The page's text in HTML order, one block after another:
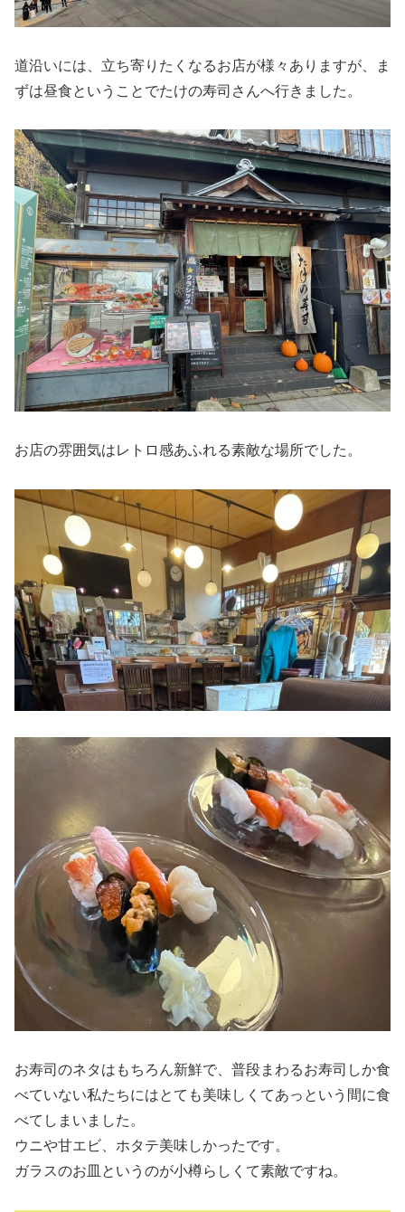
道沿いには、立ち寄りたくなるお店が様々ありますが、ま
ずは昼食ということでたけの寿司さんへ行きました。
お店の雰囲気はレトロ感あふれる素敵な場所でした。
お寿司のネタはもちろん新鮮で、普段まわるお寿司しか食
べていない私たちにはとても美味しくてあっという間に食
べてしまいました。
ウニや甘エビ、ホタテ美味しかったです。
ガラスのお皿というのが小樽らしくて素敵ですね。